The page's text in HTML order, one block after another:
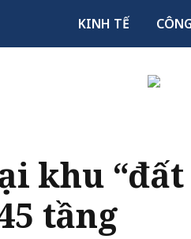
KINH TẾ
khu “đất
tầng